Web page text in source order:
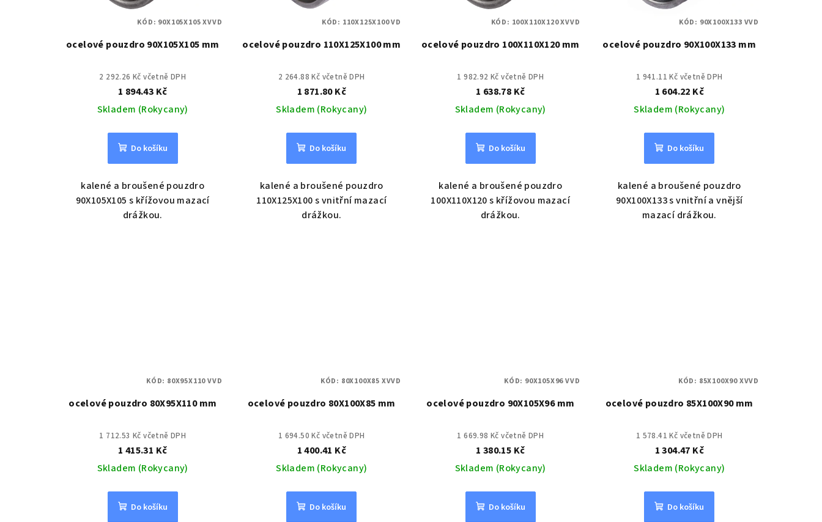
r
ocelové pouzdro 90X105X105 mm
2 292.26 Kč včetně DPH
1 894.43 Kč
Skladem (Rokycany)
Do košíku
kalené a broušené pouzdro
90X105X105 s křížovou mazací
drážkou.
KÓD: 90X105X105 XVVD
ocelové pouzdro 110X125X100 mm
2 264.88 Kč včetně DPH
1 871.80 Kč
Skladem (Rokycany)
Do košíku
kalené a broušené pouzdro
110X125X100 s vnitřní mazací
drážkou.
KÓD: 110X125X100 VD
ocelové pouzdro 100X110X120 mm
1 982.92 Kč včetně DPH
1 638.78 Kč
Skladem (Rokycany)
Do košíku
kalené a broušené pouzdro
100X110X120 s křížovou mazací
drážkou.
KÓD: 100X110X120 XVVD
ocelové pouzdro 90X100X133 mm
1 941.11 Kč včetně DPH
1 604.22 Kč
Skladem (Rokycany)
Do košíku
kalené a broušené pouzdro
90X100X133 s vnitřní a vnější
mazací drážkou.
KÓD: 90X100X133 VVD
ocelové pouzdro 80X95X110 mm
1 712.53 Kč včetně DPH
1 415.31 Kč
Skladem (Rokycany)
Do košíku
KÓD: 80X95X110 VVD
ocelové pouzdro 80X100X85 mm
1 694.50 Kč včetně DPH
1 400.41 Kč
Skladem (Rokycany)
Do košíku
KÓD: 80X100X85 XVVD
ocelové pouzdro 90X105X96 mm
1 669.98 Kč včetně DPH
1 380.15 Kč
Skladem (Rokycany)
Do košíku
KÓD: 90X105X96 VVD
ocelové pouzdro 85X100X90 mm
1 578.41 Kč včetně DPH
1 304.47 Kč
Skladem (Rokycany)
Do košíku
KÓD: 85X100X90 XVVD